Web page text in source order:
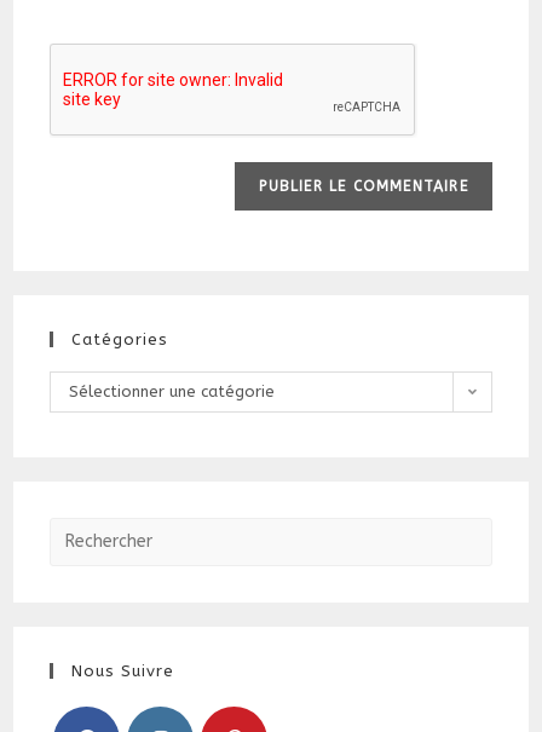
Catégories
Catégories
Sélectionner une catégorie
Nous Suivre